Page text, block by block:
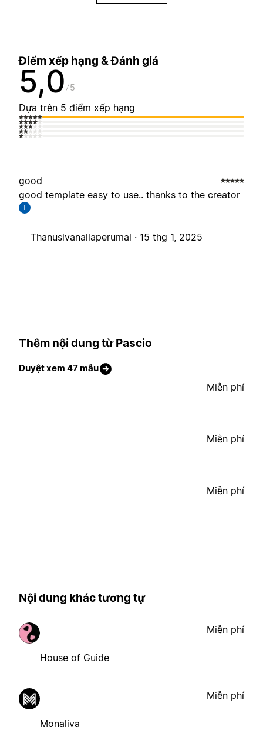
Điểm xếp hạng & Đánh giá
5,0 5
Dựa trên 5 điểm xếp hạng
good
good template easy to use.. thanks to the creator
T
Thanusivanallaperumal · 15 thg 1, 2025
Thêm nội dung từ Pascio
Duyệt xem 47 mẫu
Miễn phí
Miễn phí
Miễn phí
Nội dung khác tương tự
House of Guide
Miễn phí
Monaliva
Miễn phí